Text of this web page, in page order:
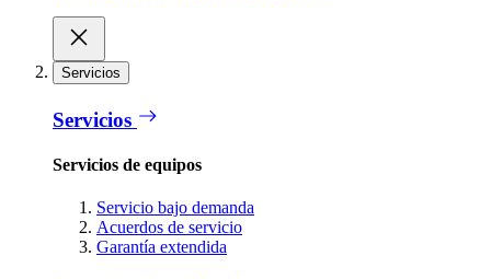
Servicios
Servicios
Servicios de equipos
Servicio bajo demanda
Acuerdos de servicio
Garantía extendida